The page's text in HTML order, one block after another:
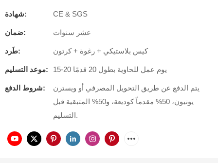
شهادة: CE & SGS
ضمان: عشر سنوات
طَرد: كيس بلاستيكي + رغوة + كرتون
موعد التسليم: 15-20 يوم عمل للحاوية بطول 20 قدمًا
شروط الدفع:
يتم الدفع عن طريق التحويل المصرفي أو ويسترن
يونيون، 50% مقدماً كوديعة، و50% المتبقية قبل
التسليم.